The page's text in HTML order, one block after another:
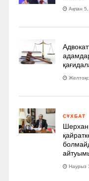
Ақпан
СҰХБАТ
Шерхан
Наурыз